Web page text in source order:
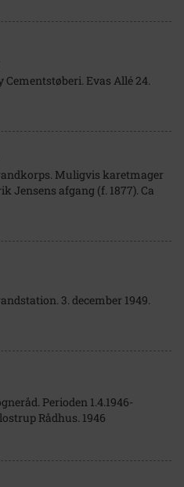
Cementstøberi. Evas Allé 24.
Muligvis karetmager
Jensens afgang (f. 1877). Ca
3. december 1949.
Perioden 1.4.1946-
Rådhus. 1946